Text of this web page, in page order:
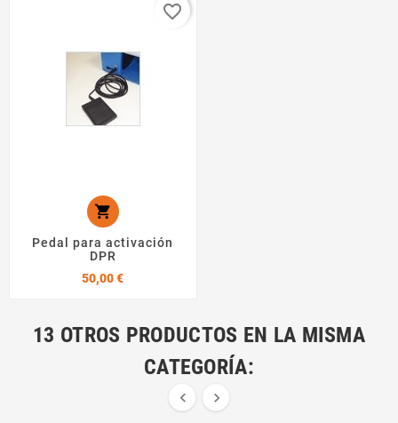

Pedal para activación
DPR
50,00 €Precio
favorite_border
13 OTROS PRODUCTOS EN LA MISMA
CATEGORÍA:
 